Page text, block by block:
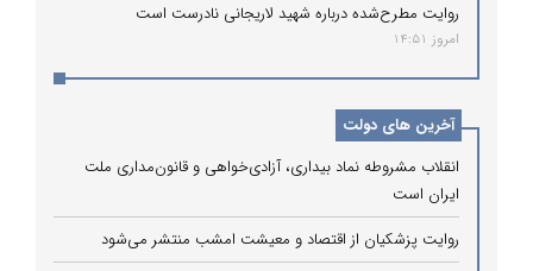
روایت مطرح‌شده درباره شهید لاریجانی نادرست است
امروز 14:51
آخرین های دولت
انقلاب مشروطه نماد بیداری، آزادی‌خواهی و قانون‌مداری ملت
ایران است
روایت پزشکیان از اقتصاد و معیشت امشب منتشر می‌شود